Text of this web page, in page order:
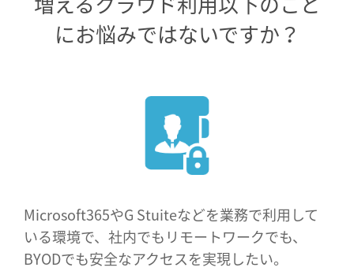
にお悩みではないですか？
Microsoft365やG Stuiteなどを業務で利用して
いる環境で、社内でもリモートワークでも、
BYODでも安全なアクセスを実現したい。